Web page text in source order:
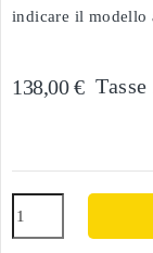
indicare il modello
138,00 €